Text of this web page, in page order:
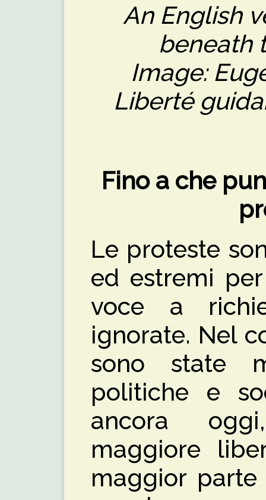
An English
beneath
Image:
Liberté
Fino a che
Le proteste
ed estremi
voce a
ignorate. Nel
sono state
politiche e
ancora
maggiore
maggior